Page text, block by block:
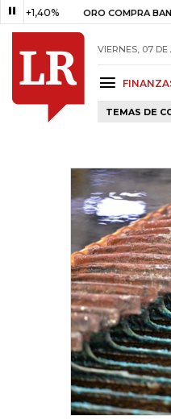
ORO COMPRA BANCO DE
VIERNES, 07
TEMAS DE